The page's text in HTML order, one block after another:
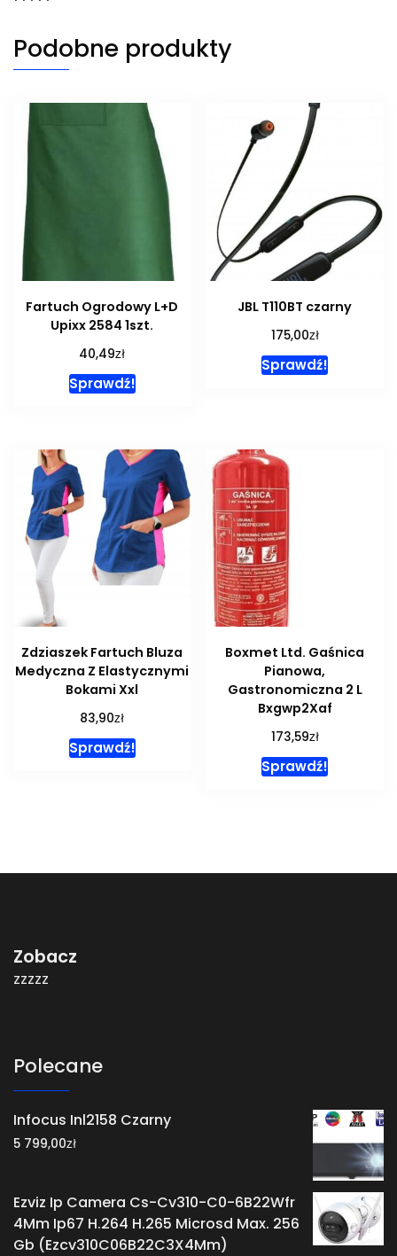
Podobne produkty
Fartuch Ogrodowy L+D
Upixx 2584 1szt.
40,49zł
Sprawdź!
JBL T110BT czarny
175,00zł
Sprawdź!
Zdziaszek Fartuch Bluza
Medyczna Z Elastycznymi
Bokami Xxl
83,90zł
Sprawdź!
Boxmet Ltd. Gaśnica
Pianowa,
Gastronomiczna 2 L
Bxgwp2Xaf
173,59zł
Sprawdź!
Zobacz
zzzzz
Polecane
Infocus Inl2158 Czarny
5 799,00zł
Ezviz Ip Camera Cs-Cv310-C0-6B22Wfr
4Mm Ip67 H.264 H.265 Microsd Max. 256
Gb (Ezcv310C06B22C3X4Mm)